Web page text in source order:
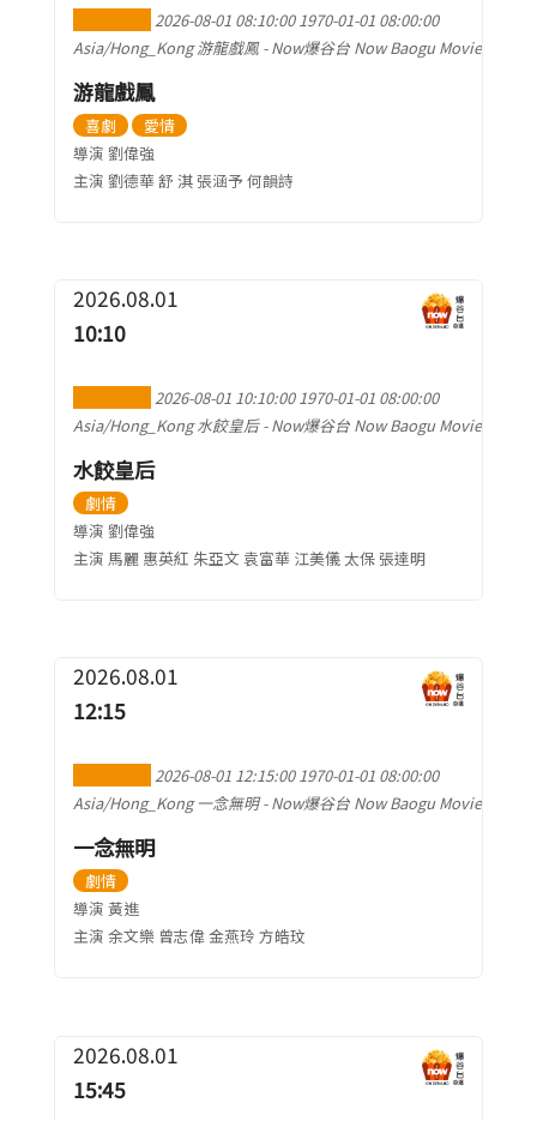
2026-08-01 08:10:00 1970-01-01 08:00:00
Asia/Hong_Kong 游龍戲鳳 - Now爆谷台 Now Baogu Movie
游龍戲鳳
喜劇
愛情
導演 劉偉強
主演 劉德華 舒 淇 張涵予 何韻詩
2026.08.01
10:10
2026-08-01 10:10:00 1970-01-01 08:00:00
Asia/Hong_Kong 水餃皇后 - Now爆谷台 Now Baogu Movie
水餃皇后
劇情
導演 劉偉強
主演 馬麗 惠英紅 朱亞文 袁富華 江美儀 太保 張達明
2026.08.01
12:15
2026-08-01 12:15:00 1970-01-01 08:00:00
Asia/Hong_Kong 一念無明 - Now爆谷台 Now Baogu Movie
一念無明
劇情
導演 黃進
主演 余文樂 曾志偉 金燕玲 方皓玟
2026.08.01
15:45